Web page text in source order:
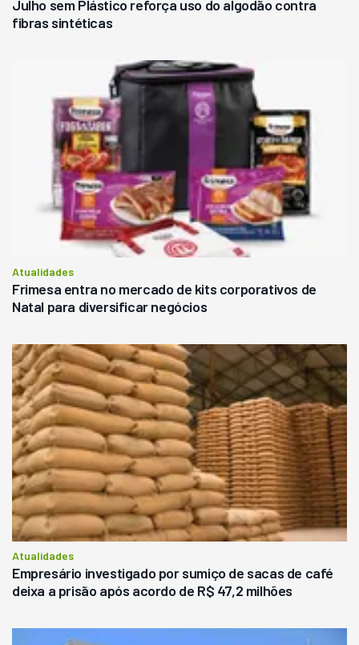
Julho sem Plástico reforça uso do algodão contra
fibras sintéticas
Atualidades
Frimesa entra no mercado de kits corporativos de
Natal para diversificar negócios
Atualidades
Empresário investigado por sumiço de sacas de café
deixa a prisão após acordo de R$ 47,2 milhões